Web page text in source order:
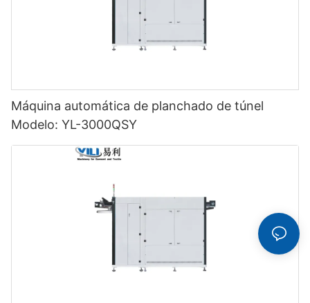
Máquina automática de planchado de túnel
Modelo: YL-3000QSY